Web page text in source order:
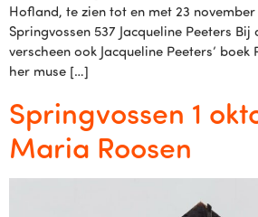
Hofland, te zien tot en met 23 november
Springvossen 537 Jacqueline Peeters
verscheen ook Jacqueline Peeters’
her muse […]
Springvossen 1
Maria Roosen